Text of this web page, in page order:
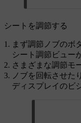
シートを調節する
まず調節ノブのボ
シート調節ビュー
さまざまな調節モ
ノブを回転させた
ディスプレイのビ